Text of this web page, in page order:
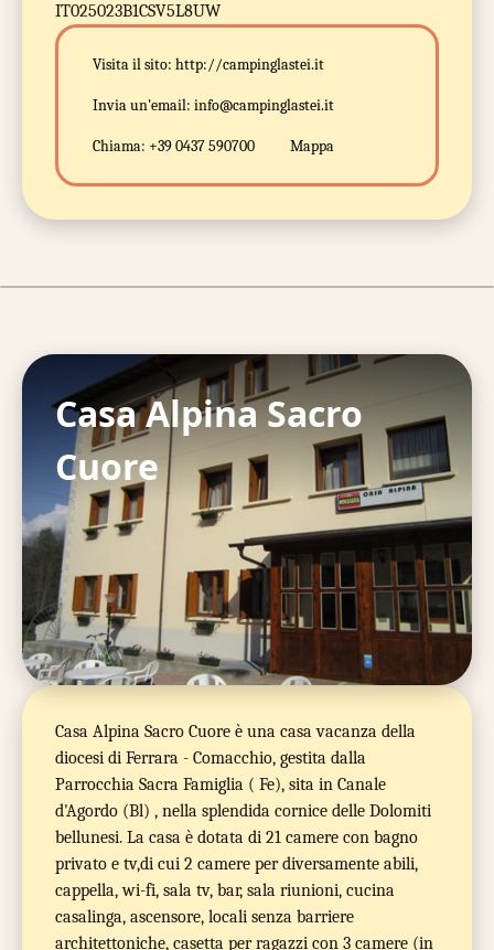
IT025023B1CSV5L8UW
Visita il sito: http://campinglastei.it
Invia un'email: info@campinglastei.it
Chiama: +39 0437 590700 Mappa
Casa Alpina Sacro
Cuore
Casa Alpina Sacro Cuore è una casa vacanza della
diocesi di Ferrara - Comacchio, gestita dalla
Parrocchia Sacra Famiglia ( Fe), sita in Canale
d'Agordo (Bl) , nella splendida cornice delle Dolomiti
bellunesi. La casa è dotata di 21 camere con bagno
privato e tv,di cui 2 camere per diversamente abili,
cappella, wi-fi, sala tv, bar, sala riunioni, cucina
casalinga, ascensore, locali senza barriere
architettoniche, casetta per ragazzi con 3 camere (in